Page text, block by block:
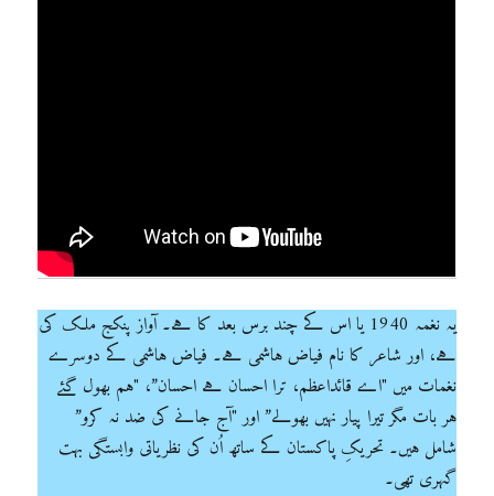
یہ نغمہ 1940 یا اس کے چند برس بعد کا ہے۔ آواز پنکج ملک کی
ہے، اور شاعر کا نام فیاض ہاشمی ہے۔ فیاض ہاشمی کے دوسرے
نغمات میں "اے قائداعظم، ترا احسان ہے احسان”، "ہم بھول گئے
ہر بات مگر تیرا پیار نہیں بھولے” اور "آج جانے کی ضد نہ کرو”
شامل ہیں۔ تحریکِ پاکستان کے ساتھ اُن کی نظریاتی وابستگی بہت
گہری تھی۔